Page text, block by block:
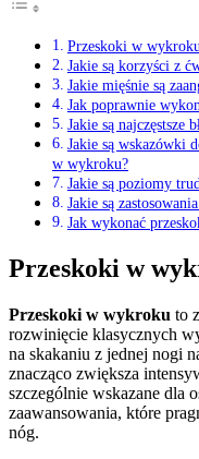
Przeskoki w
Jakie są korzyści z
Jakie mięśnie są
Jak poprawnie
Jakie są najczęstsze
Jakie są wskazówki
w wykroku?
Jakie są poziomy
Jakie są
Jak wykonać
Przeskoki w
Przeskoki w wykroku to
rozwinięcie klasycznych
na skakaniu z jednej nogi
znacząco zwiększa
szczególnie wskazane dla
zaawansowania, które
nóg.